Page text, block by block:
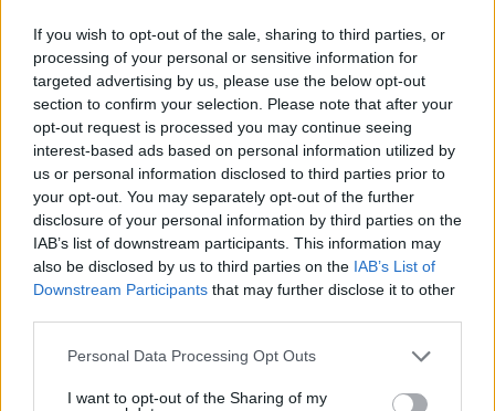
If you wish to opt-out of the sale, sharing to third parties, or
processing of your personal or sensitive information for
targeted advertising by us, please use the below opt-out
section to confirm your selection. Please note that after your
opt-out request is processed you may continue seeing
interest-based ads based on personal information utilized by
us or personal information disclosed to third parties prior to
your opt-out. You may separately opt-out of the further
disclosure of your personal information by third parties on the
IAB’s list of downstream participants. This information may
also be disclosed by us to third parties on the IAB’s List of
Downstream Participants that may further disclose it to other
Please note that this website/app uses one or more Google
not limited to your visit or usage behaviour. You may click to
Personal Data Processing Opt Outs
I want to opt-out of the Sharing of my
Χόρχε Μέσι: Ο εργάτης από το Ροσάριο που πήρε
τον 13χρονο Λιονέλ από το χέρι και άλλαξε την
ιστορία του ποδοσφαίρου με μια υπογραφή σε...
χαρτοπετσέτα
08.08.2026, 21:43